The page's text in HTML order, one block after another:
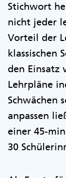
Stichwort
nicht jeder
Vorteil der
klassischen
den Einsatz
Lehrpläne
Schwächen
anpassen
einer 45-
30